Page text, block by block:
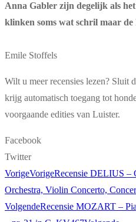
Anna Gabler zijn degelijk als
klinken soms wat schril maar
Emile Stoffels
Wilt u meer recensies lezen? Sluit
krijg automatisch toegang tot
voorgaande edities van Luister.
Facebook
Twitter
VorigeVorigeRecensie DELIUS –
Orchestra, Violin Concerto,
VolgendeRecensie MOZART –